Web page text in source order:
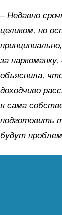
– Недавно
целиком, но
за
объяснила,
доходчиво
я сама
подготовить
будут